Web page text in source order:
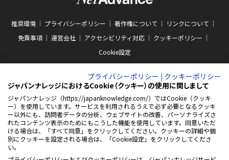
推奨環境 プライバシーポリシー 著作権について
リンクについて
免責事項
運営会社 アクセシビリティ対応
クッキーポリシー
Cookie設定
ABJマークは、この電子書店・電子書籍配信サービスが、著作権者からコンテン
ツ使用許諾を得た正規版配信サービスであることを示す商標（登録番号 第
10981000号）です。ABJマークの詳細、ABJマークを掲示しているサービスの一
覧はこちらをご覧ください。
AEBS 電子出版制作・流通協議会
https://aebs.or.jp/
新
い
プライバシーポリシー | クッキーポリシー
ジャパンナレッジにおけるCookie（クッキー）の使用に関しまして
ジャパンナレッジ（https://japanknowledge.com/）ではCookie（クッキ
ー）を使用しています。サービスを利用されるうえで必ず必要となるクッキ
ー以外にも、訪問者データの分析、ウェブサイトの改善、パーソナライズさ
れたコンテンツ表示のためにもこうした機能を使用しています。同意いただ
ける場合は、「すべて同意」をクリックしてください。クッキーの詳細や個
別にクッキーを設定される場合は、「Cookie設定」をクリックしてくださ
い。